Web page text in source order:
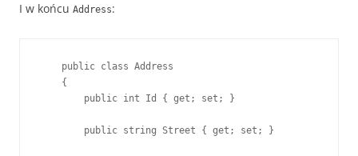
I w końcu Address:
    public class Address
    {
        public int Id { get; set; }
        public string Street { get; set; }